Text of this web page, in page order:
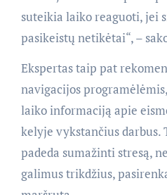
suteikia laiko reaguoti, jei
pasikeistų netikėtai“, –
Ekspertas taip pat
navigacijos
laiko informaciją apie
kelyje vykstančius darbus.
padeda sumažinti stresą,
galimus trikdžius,